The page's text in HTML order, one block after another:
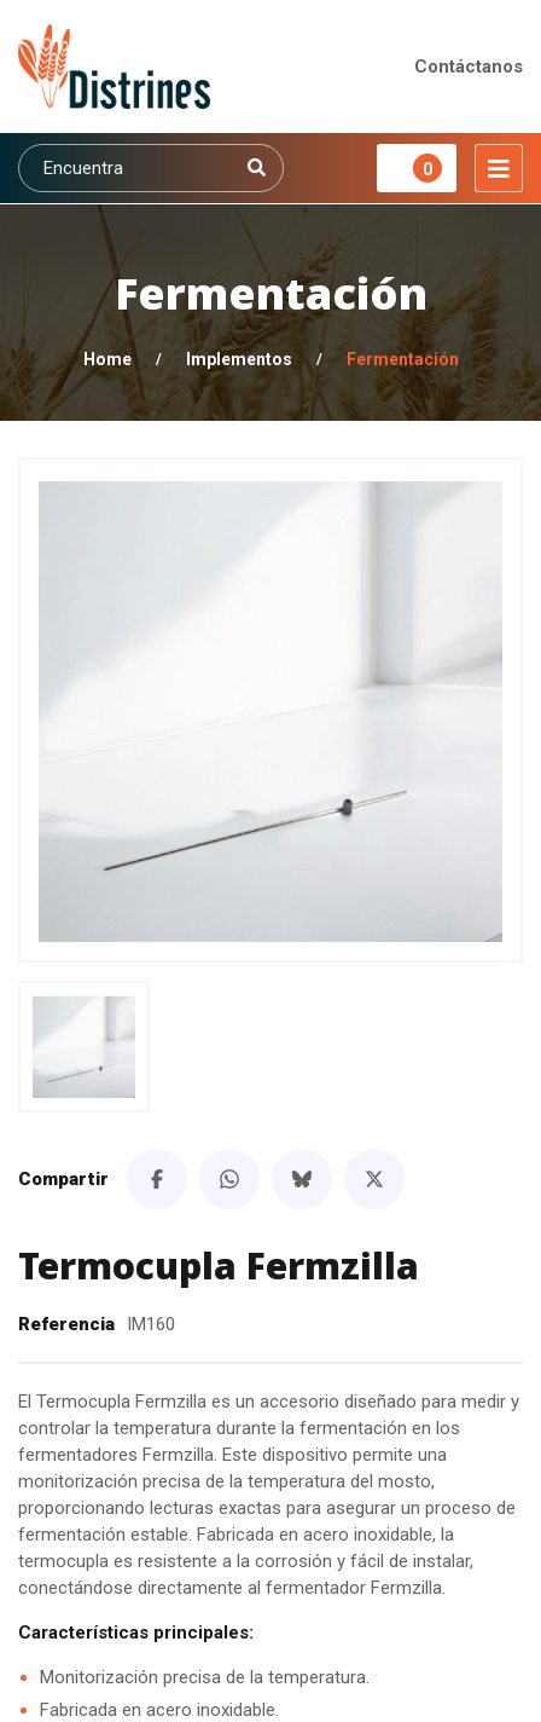
Contáctanos
0
Fermentación
Home / Implementos / Fermentación
Compartir
Termocupla Fermzilla
Referencia IM160
El Termocupla Fermzilla es un accesorio diseñado para medir y
controlar la temperatura durante la fermentación en los
fermentadores Fermzilla. Este dispositivo permite una
monitorización precisa de la temperatura del mosto,
proporcionando lecturas exactas para asegurar un proceso de
fermentación estable. Fabricada en acero inoxidable, la
termocupla es resistente a la corrosión y fácil de instalar,
conectándose directamente al fermentador Fermzilla.
Características principales:
Monitorización precisa de la temperatura.
Fabricada en acero inoxidable.